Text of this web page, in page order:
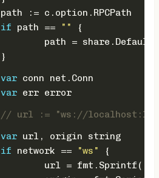
	path := c.option.RPCPath
if path == ""
{
path =
	}
var conn net.Conn
var err error
// url := "ws://
var url, origin string
if network == "ws"
{
		url = fmt.Sprintf(